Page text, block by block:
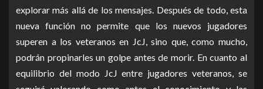
explorar más allá de los mensajes. Después de todo, esta
nueva función no permite que los nuevos jugadores
superen a los veteranos en JcJ, sino que, como mucho,
podrán propinarles un golpe antes de morir. En cuanto al
equilibrio del modo JcJ entre jugadores veteranos, se